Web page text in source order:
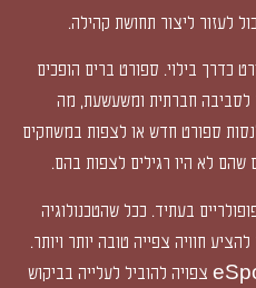
לעזור ליצור תחושת קהילה.
כדרך בילוי. ספורט ברים הופכים
חברתית ומשעשעת, מה
ספורט חדש או לצפות במשחקים
שהם לא היו רגילים לצפות בהם.
בעתיד. ככל שהטכנולוגיה
חוויה צפייה טובה יותר ויותר.
בנוסף, העלייה בפופולריות של eSports צפויה להוביל לעלייה בביקוש